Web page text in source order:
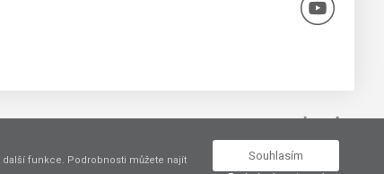
další funkce. Podrobnosti můžete najít
Souhlasím